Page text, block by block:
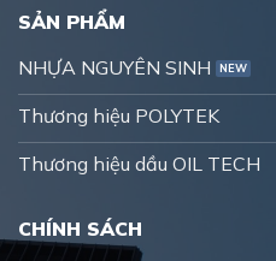
SẢN PHẨM
NHỰA NGUYÊN SINH
Thương hiệu POLYTEK
Thương hiệu dầu OIL TECH
CHÍNH SÁCH